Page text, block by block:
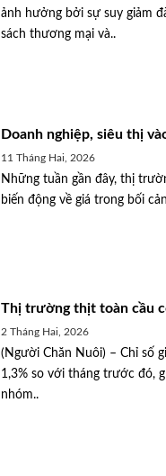
ảnh hưởng bởi sự suy giảm
sách thương mại và..
Doanh nghiệp, siêu thị
11 Tháng Hai, 2026
Những tuần gần đây, thị
biến động về giá trong bối
Thị trường thịt toàn cầu
2 Tháng Hai, 2026
(Người Chăn Nuôi) – Chỉ số
1,3% so với tháng trước đó,
nhóm..